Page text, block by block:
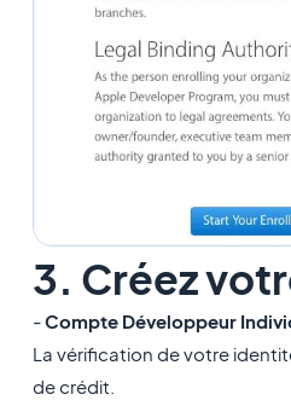
3. Créez
-Compte Développeur
La vérification de votre
de crédit.